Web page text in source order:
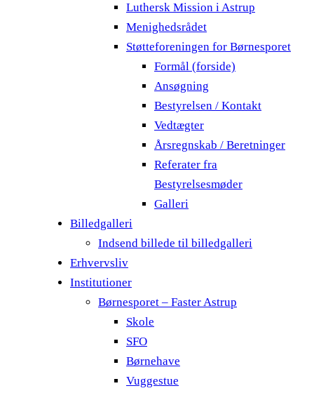
Luthersk Mission i Astrup
Menighedsrådet
Støtteforeningen for Børnesporet
Formål (forside)
Ansøgning
Bestyrelsen / Kontakt
Vedtægter
Årsregnskab / Beretninger
Referater fra
Bestyrelsesmøder
Galleri
Billedgalleri
Indsend billede til billedgalleri
Erhvervsliv
Institutioner
Børnesporet – Faster Astrup
Skole
SFO
Børnehave
Vuggestue